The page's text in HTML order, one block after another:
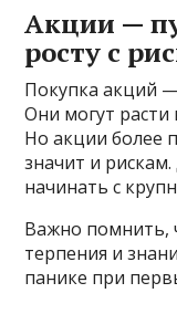
Акции —
росту с
Покупка акций
Они могут
Но акции более
значит и
начинать с
Важно помнить,
терпения и
панике при